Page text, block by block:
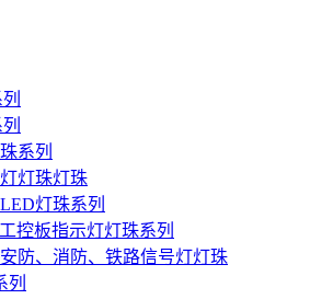
系列
灯珠灯珠
灯珠系列
控板指示灯灯珠系列
防、消防、铁路信号灯灯珠
列